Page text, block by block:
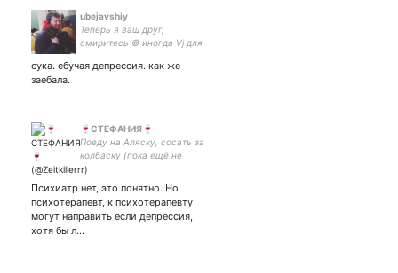
ubejavshiy
Теперь я ваш друг,
смиритесь © иногда Vj для
Иногда подкастер.
сука. ебучая депрессия. как же
заебала.
🍷СТЕФАНИЯ🍷
Поеду на Аляску, сосать за
колбаску (пока ещё не
уехала). Тот, кто ищет
дурак и его не найдёт.
Психиатр нет, это понятно. Но
психотерапевт, к психотерапевту
могут направить если депрессия,
хотя бы л…